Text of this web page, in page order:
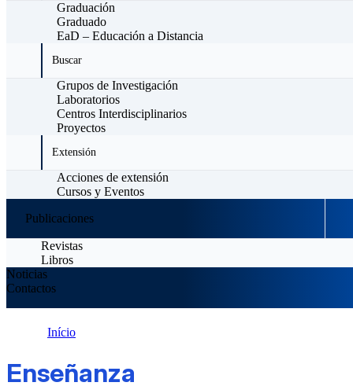
Graduación
Graduado
EaD – Educación a Distancia
Buscar
Grupos de Investigación
Laboratorios
Centros Interdisciplinarios
Proyectos
Extensión
Acciones de extensión
Cursos y Eventos
Publicaciones
Revistas
Libros
Noticias
Contactos
Início
Enseñanza